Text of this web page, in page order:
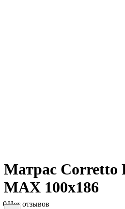
Матрас Corretto
MAX 100х186
0Нет отзывов